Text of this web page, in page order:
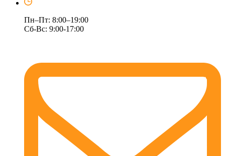
Пн–Пт: 8:00–19:00
Сб-Вс: 9:00-17:00